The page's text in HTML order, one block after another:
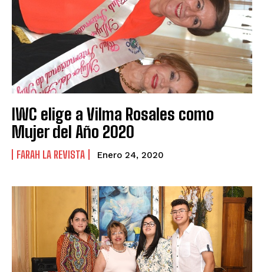
IWC elige a Vilma Rosales como
Mujer del Año 2020
FARAH LA REVISTA Enero 24, 2020